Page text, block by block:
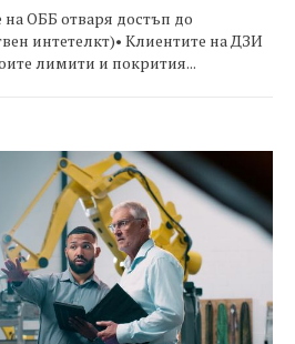
ОББ отваря достъп до
интетелкт)• Клиентите на ДЗИ
лимити и покрития...